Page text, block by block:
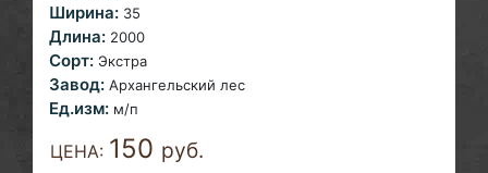
Ширина: 35
Длина: 2000
Сорт: Экстра
Завод: Архангельский лес
Ед.изм: м/п
ЦЕНА: 150 руб.